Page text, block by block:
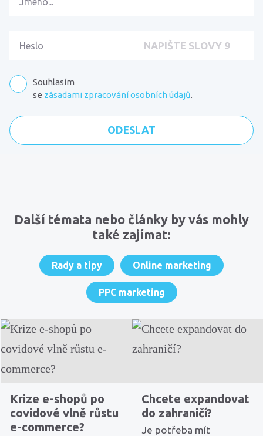
Souhlasím
se zásadami zpracování osobních údajů.
Další témata nebo články by vás mohly
také zajímat:
Rady a tipy Online marketing
PPC marketing
Krize e-shopů po
covidové vlně růstu
e-commerce?
Chcete expandovat
do zahraničí?
Je potřeba mít